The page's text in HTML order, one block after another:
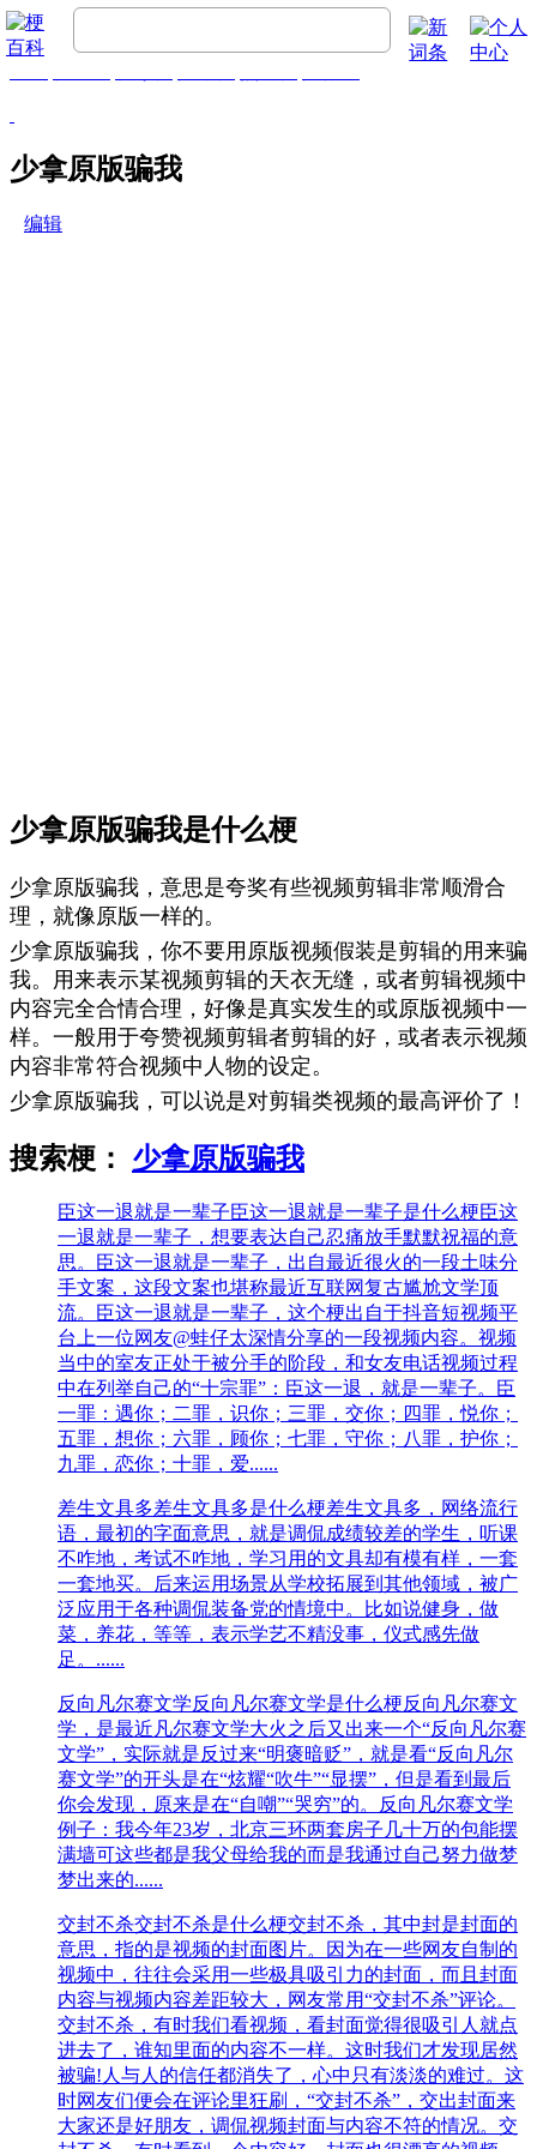
少拿原版骗我
编辑
少拿原版骗我是什么梗
少拿原版骗我，意思是夸奖有些视频剪辑非常顺滑合
理，就像原版一样的。
少拿原版骗我，你不要用原版视频假装是剪辑的用来骗
我。用来表示某视频剪辑的天衣无缝，或者剪辑视频中
内容完全合情合理，好像是真实发生的或原版视频中一
样。一般用于夸赞视频剪辑者剪辑的好，或者表示视频
内容非常符合视频中人物的设定。
少拿原版骗我，可以说是对剪辑类视频的最高评价了！
搜索梗： 少拿原版骗我
臣这一退就是一辈子臣这一退就是一辈子是什么梗臣这
一退就是一辈子，想要表达自己忍痛放手默默祝福的意
思。臣这一退就是一辈子，出自最近很火的一段土味分
手文案，这段文案也堪称最近互联网复古尴尬文学顶
流。臣这一退就是一辈子，这个梗出自于抖音短视频平
台上一位网友@蛙仔太深情分享的一段视频内容。视频
当中的室友正处于被分手的阶段，和女友电话视频过程
中在列举自己的“十宗罪”：臣这一退，就是一辈子。臣
一罪：遇你；二罪，识你；三罪，交你；四罪，悦你；
五罪，想你；六罪，顾你；七‌‌‌‌‌‌‌‌‌‌罪，守你；八罪，护你；
九罪，恋你；十罪，爱......
差生文具多差生文具多是什么梗差生文具多，网络流行
语，最初的字面意思，就是调侃成绩较差的学生，听课
不咋地，考试不咋地，学习用的文具却有模有样，一套
一套地买。后来运用场景从学校拓展到其他领域，被广
泛应用于各种调侃装备党的情境中。比如说健身，做
菜，养花，等等，表示学艺不精没事，仪式感先做
足。......
反向凡尔赛文学反向凡尔赛文学是什么梗反向凡尔赛文
学，是最近凡尔赛文学大火之后又出来一个“反向凡尔赛
文学”，实际就是反过来“明褒暗贬”，就是看“反向凡尔
赛文学”的开头是在“炫耀“吹牛”“显摆”，但是看到最后
你会发现，原来是在“自嘲”“哭穷”的。反向凡尔赛文学
例子：我今年23岁，北京三环两套房子几十万的包能摆
满墙可这些都是我父母给我的而是我通过自己努力做梦
梦出来的......
交封不杀交封不杀是什么梗交封不杀，其中封是封面的
意思，指的是视频的封面图片。因为在一些网友自制的
视频中，往往会采用一些极具吸引力的封面，而且封面
内容与视频内容差距较大，网友常用“交封不杀”评论。
交封不杀，有时我们看视频，看封面觉得很吸引人就点
进去了，谁知里面的内容不一样。这时我们才发现居然
被骗!人与人的信任都消失了，心中只有淡淡的难过。这
时网友们便会在评论里狂刷，“交封不杀”，交出封面来
大家还是好朋友，调侃视频封面与内容不符的情况。交